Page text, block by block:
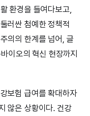
환경을 들여다보고,
러싼 첨예한 정책적
의의 한계를 넘어, 글
이오의 혁신 현장까지
보험 급여를 확대하자
않은 상황이다. 건강